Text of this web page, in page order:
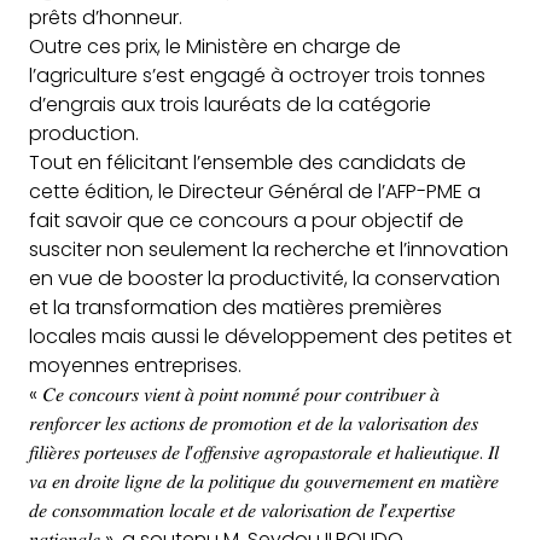
prêts d’honneur.
Outre ces prix, le Ministère en charge de
l’agriculture s’est engagé à octroyer trois tonnes
d’engrais aux trois lauréats de la catégorie
production.
Tout en félicitant l’ensemble des candidats de
cette édition, le Directeur Général de l’AFP-PME a
fait savoir que ce concours a pour objectif de
susciter non seulement la recherche et l’innovation
en vue de booster la productivité, la conservation
et la transformation des matières premières
locales mais aussi le développement des petites et
moyennes entreprises.
« 𝐶𝑒 𝑐𝑜𝑛𝑐𝑜𝑢𝑟𝑠 𝑣𝑖𝑒𝑛𝑡 𝑎̀ 𝑝𝑜𝑖𝑛𝑡 𝑛𝑜𝑚𝑚𝑒́ 𝑝𝑜𝑢𝑟 𝑐𝑜𝑛𝑡𝑟𝑖𝑏𝑢𝑒𝑟 𝑎̀
𝑟𝑒𝑛𝑓𝑜𝑟𝑐𝑒𝑟 𝑙𝑒𝑠 𝑎𝑐𝑡𝑖𝑜𝑛𝑠 𝑑𝑒 𝑝𝑟𝑜𝑚𝑜𝑡𝑖𝑜𝑛 𝑒𝑡 𝑑𝑒 𝑙𝑎 𝑣𝑎𝑙𝑜𝑟𝑖𝑠𝑎𝑡𝑖𝑜𝑛 𝑑𝑒𝑠
𝑓𝑖𝑙𝑖𝑒̀𝑟𝑒𝑠 𝑝𝑜𝑟𝑡𝑒𝑢𝑠𝑒𝑠 𝑑𝑒 𝑙’𝑜𝑓𝑓𝑒𝑛𝑠𝑖𝑣𝑒 𝑎𝑔𝑟𝑜𝑝𝑎𝑠𝑡𝑜𝑟𝑎𝑙𝑒 𝑒𝑡 ℎ𝑎𝑙𝑖𝑒𝑢𝑡𝑖𝑞𝑢𝑒. 𝐼𝑙
𝑣𝑎 𝑒𝑛 𝑑𝑟𝑜𝑖𝑡𝑒 𝑙𝑖𝑔𝑛𝑒 𝑑𝑒 𝑙𝑎 𝑝𝑜𝑙𝑖𝑡𝑖𝑞𝑢𝑒 𝑑𝑢 𝑔𝑜𝑢𝑣𝑒𝑟𝑛𝑒𝑚𝑒𝑛𝑡 𝑒𝑛 𝑚𝑎𝑡𝑖𝑒̀𝑟𝑒
𝑑𝑒 𝑐𝑜𝑛𝑠𝑜𝑚𝑚𝑎𝑡𝑖𝑜𝑛 𝑙𝑜𝑐𝑎𝑙𝑒 𝑒𝑡 𝑑𝑒 𝑣𝑎𝑙𝑜𝑟𝑖𝑠𝑎𝑡𝑖𝑜𝑛 𝑑𝑒 𝑙’𝑒𝑥𝑝𝑒𝑟𝑡𝑖𝑠𝑒